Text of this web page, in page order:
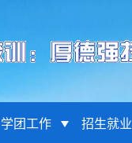
学团工作 招生就业